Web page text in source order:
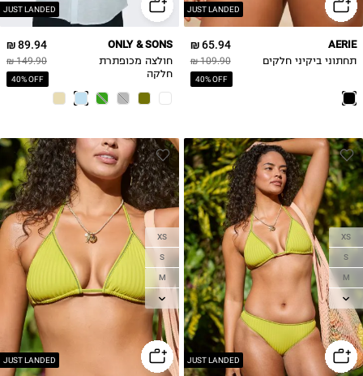
JUST LANDED
65.94 ₪
109.90 ₪
40% OFF
AERIE
תחתוני ביקיני חלקים
JUST LANDED
89.94 ₪
149.90 ₪
40% OFF
ONLY & SONS
חולצה מכופתרת
חלקה
JUST LANDED
XS
S
M
L
XL
JUST LANDED
XS
S
M
L
XL